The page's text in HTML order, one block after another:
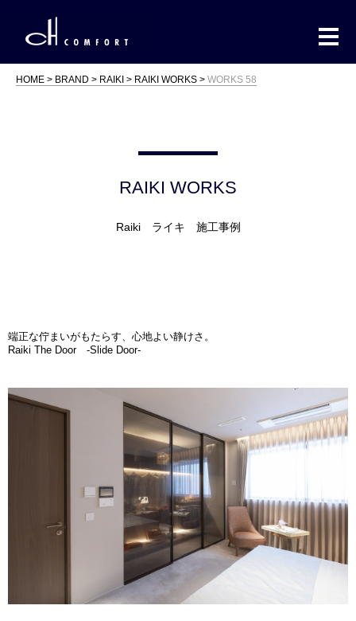
HOME BRAND RAIKI RAIKI WORKS WORKS 58
RAIKI WORKS
Raiki ライキ 施工事例
端正な佇まいがもたらす、心地よい静けさ。
Raiki The Door -Slide Door-